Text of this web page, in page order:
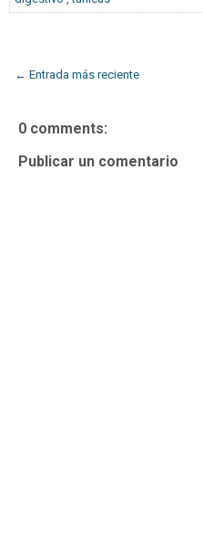
← Entrada más reciente
0 comments:
Publicar un comentario